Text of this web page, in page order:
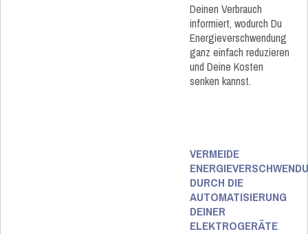
Deinen Verbrauch
informiert, wodurch Du
Energieverschwendung
ganz einfach reduzieren
und Deine Kosten
senken kannst.
VERMEIDE
DURCH DIE
AUTOMATISIERUNG
DEINER
ELEKTROGERÄTE